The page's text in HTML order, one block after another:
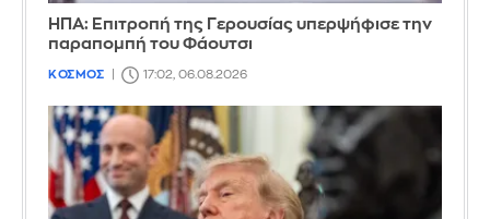
ΗΠΑ: Επιτροπή της Γερουσίας υπερψήφισε την
παραπομπή του Φάουτσι
ΚΟΣΜΟΣ 17:02, 06.08.2026